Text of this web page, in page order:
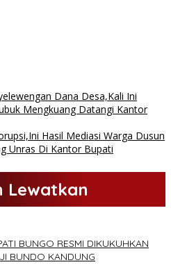
Dana Desa,Kali Ini
Mengkuang Datangi Kantor
Hasil Mediasi Warga Dusun
Unras Di Kantor Bupati
Lewatkan
BUNGO RESMI DIKUKUHKAN
BUNDO KANDUNG